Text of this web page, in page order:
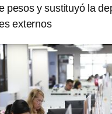
pesos y sustituyó la
externos